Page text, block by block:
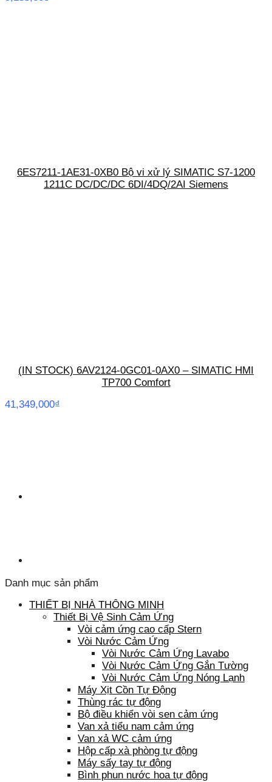
6ES7211-1AE31-0XB0 Bộ vi xử lý SIMATIC S7-1200
1211C DC/DC/DC 6DI/4DQ/2AI Siemens
(IN STOCK) 6AV2124-0GC01-0AX0 – SIMATIC HMI
TP700 Comfort
41,349,000₫
Danh mục sản phẩm
THIẾT BỊ NHÀ THÔNG MINH
Thiết Bị Vệ Sinh Cảm Ứng
Vòi cảm ứng cao cấp Stern
Vòi Nước Cảm Ứng
Vòi Nước Cảm Ứng Lavabo
Vòi Nước Cảm Ứng Gắn Tường
Vòi Nước Cảm Ứng Nóng Lạnh
Máy Xịt Cồn Tự Động
Thùng rác tự động
Bộ điều khiển vòi sen cảm ứng
Van xả tiểu nam cảm ứng
Van xả WC cảm ứng
Hộp cấp xà phòng tự động
Máy sấy tay tự động
Bình phun nước hoa tự động